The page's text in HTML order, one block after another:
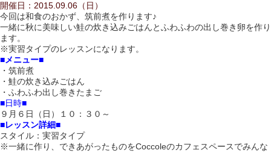
開催日：2015.09.06（日）
今回は和食のおかず、筑前煮を作ります♪
一緒に秋に美味しい鮭の炊き込みごはんとふわふわの出し巻き卵を作り
ます。
※実習タイプのレッスンになります。
■メニュー■
・筑前煮
・鮭の炊き込みごはん
・ふわふわ出し巻きたまご
■日時■
９月６日（日）１０：３０～
■レッスン詳細■
スタイル：実習タイプ
※一緒に作り、できあがったものをCoccoleのカフェスペースでみんな